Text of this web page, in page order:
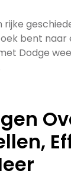
bent
Dodge